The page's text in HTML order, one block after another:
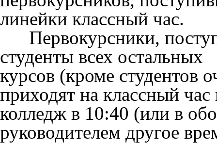
линейки классный час.
Первокурсники,
студенты всех остальных
курсов (кроме студентов
приходят на классный час
колледж в 10:40 (или в
руководителем другое